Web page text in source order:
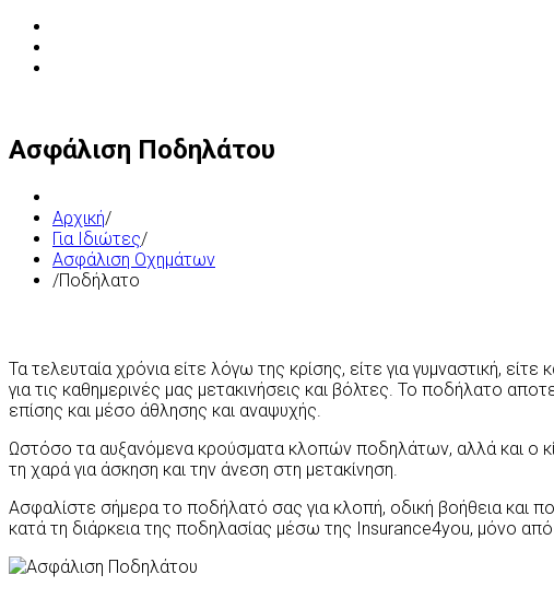
Ασφάλιση Ποδηλάτου
Αρχική/
Για Ιδιώτες/
Ασφάλιση Οχημάτων
/Ποδήλατο
Τα τελευταία χρόνια είτε λόγω της κρίσης, είτε για γυμναστική,
για τις καθημερινές μας μετακινήσεις και βόλτες. Το ποδήλατο
επίσης και μέσο άθλησης και αναψυχής.
Ωστόσο τα αυξανόμενα κρούσματα κλοπών ποδηλάτων, αλλά και ο
τη χαρά για άσκηση και την άνεση στη μετακίνηση.
Ασφαλίστε σήμερα το ποδήλατό σας για κλοπή, οδική βοήθεια και
κατά τη διάρκεια της ποδηλασίας μέσω της Ιnsurance4you, μόνο